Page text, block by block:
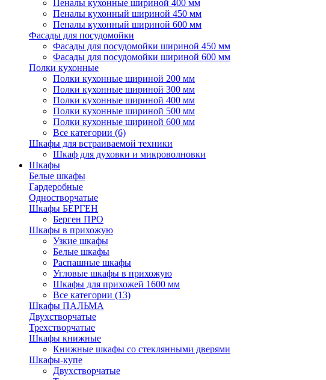
Пеналы кухонные шириной 400 мм
Пеналы кухонный шириной 450 мм
Пеналы кухонный шириной 600 мм
Фасады для посудомойки
Фасады для посудомойки шириной 450 мм
Фасады для посудомойки шириной 600 мм
Полки кухонные
Полки кухонные шириной 200 мм
Полки кухонные шириной 300 мм
Полки кухонные шириной 400 мм
Полки кухонные шириной 500 мм
Полки кухонные шириной 600 мм
Все категории (6)
Шкафы для встраиваемой техники
Шкаф для духовки и микроволновки
Шкафы
Белые шкафы
Гардеробные
Одностворчатые
Шкафы БЕРГЕН
Берген ПРО
Шкафы в прихожую
Узкие шкафы
Белые шкафы
Распашные шкафы
Угловые шкафы в прихожую
Шкафы для прихожей 1600 мм
Все категории (13)
Шкафы ПАЛЬМА
Двухстворчатые
Трехстворчатые
Шкафы книжные
Книжные шкафы со стеклянными дверями
Шкафы-купе
Двухстворчатые